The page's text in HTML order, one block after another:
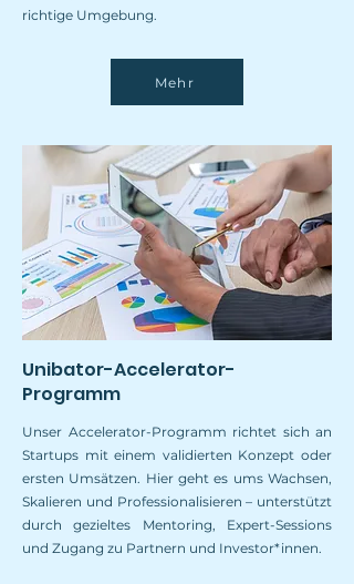
richtige Umgebung.
Mehr
Unibator-Accelerator-
Programm
Unser Accelerator-Programm richtet sich an
Startups mit einem validierten Konzept oder
ersten Umsätzen. Hier geht es ums Wachsen,
Skalieren und Professionalisieren – unterstützt
durch gezieltes Mentoring, Expert-Sessions
und Zugang zu Partnern und Investor*innen.